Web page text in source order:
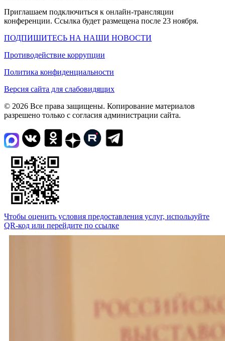
Приглашаем подключиться к онлайн-трансляции
конференции. Ссылка будет размещена после 23 ноября.
ПОДПИШИТЕСЬ НА НАШИ НОВОСТИ
Противодействие коррупции
Политика конфиденциальности
Версия сайта для слабовидящих
© 2026 Все права защищены. Копирование материалов
разрешено только с согласия администрации сайта.
Чтобы оценить условия предоставления услуг, используйте
QR-код или перейдите по ссылке